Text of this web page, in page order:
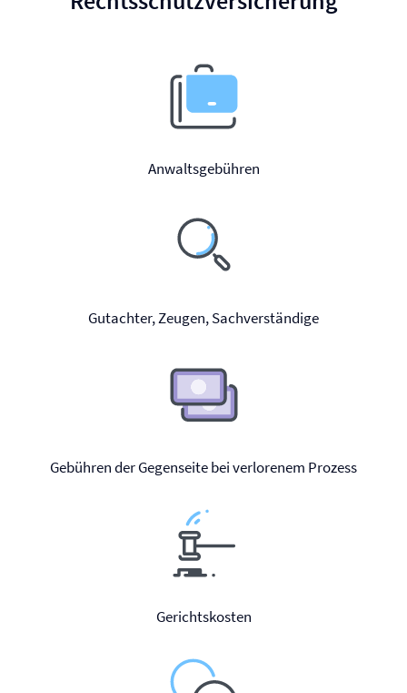
Anwaltsgebühren
Gutachter, Zeugen, Sachverständige
Gebühren der Gegenseite bei verlorenem Prozess
Gerichtskosten